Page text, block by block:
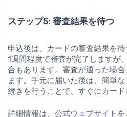
ステップ5: 審査結果を待つ
申込後は、カードの審査結果を
1週間程度で審査が完了しますが
合もあります。審査が通った場
ます。手元に届いた後は、簡単
続きを行うことで、すぐにカード
詳細情報は、 公式ウェブサイト